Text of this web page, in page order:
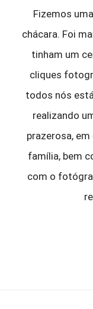
Fizemos
chácara. Foi
tinham um
cliques
todos nós
realizando
prazerosa,
família, bem
com o